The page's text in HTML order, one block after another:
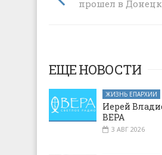
прошел в
ЕЩЕ НОВОСТИ
ЖИЗНЬ ЕПАРХИИ
Иерей
ВЕРА
3 АВГ 2026